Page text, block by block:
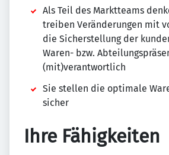
Als Teil des Marktteams
treiben Veränderungen mit
die Sicherstellung der
Waren- bzw.
(mit)verantwortlich
Sie stellen die optimale
sicher
Ihre Fähigkeiten